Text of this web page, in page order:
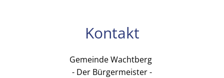
Kontakt
Gemeinde Wachtberg
- Der Bürgermeister -